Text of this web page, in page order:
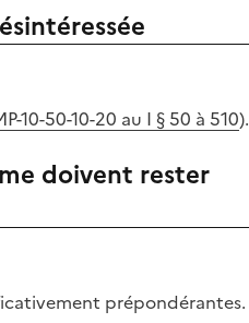
10-50-10-20 au I § 50 à 510).
doivent rester
prépondérantes.